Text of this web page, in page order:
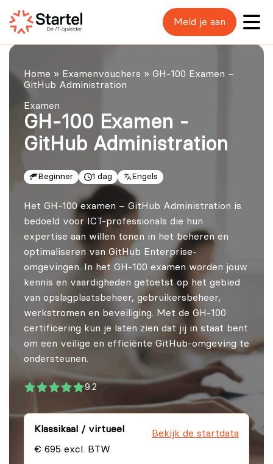
Meld je aan
Home » Examenvouchers » GH-100 Examen –
GitHub Administration
Examen
GH-100 Examen -
GitHub Administration
Beginner 1 dag Engels
Het GH‑100 examen – GitHub Administration is
bedoeld voor ICT-professionals die hun
expertise aan willen tonen in het beheren en
optimaliseren van GitHub Enterprise-
omgevingen. In het GH-100 examen worden jouw
kennis en vaardigheden getoetst op het gebied
van opslagplaatsbeheer, gebruikersbeheer,
werkstromen en beveiliging. Met de GH-100
certificering kun je laten zien dat jij in staat bent
om een veilige en efficiënte GitHub-omgeving te
ondersteunen.
9.2
Klassikaal / virtueel
€ 695 excl. BTW
Bekijk de startdata